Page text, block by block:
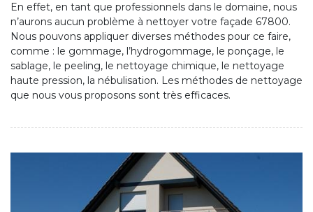
En effet, en tant que professionnels dans le domaine, nous
n’aurons aucun problème à nettoyer votre façade 67800.
Nous pouvons appliquer diverses méthodes pour ce faire,
comme : le gommage, l’hydrogommage, le ponçage, le
sablage, le peeling, le nettoyage chimique, le nettoyage
haute pression, la nébulisation. Les méthodes de nettoyage
que nous vous proposons sont très efficaces.